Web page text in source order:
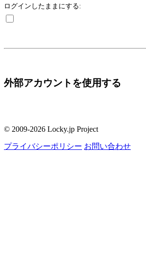
ログインしたままにする:
外部アカウントを使用する
© 2009-2026 Locky.jp Project
プライバシーポリシー お問い合わせ